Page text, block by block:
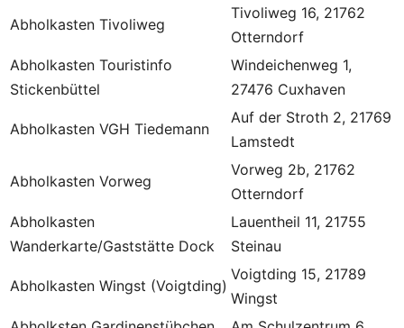
Abholkasten Tivoliweg
Tivoliweg 16, 21762
Otterndorf
Abholkasten Touristinfo
Stickenbüttel
Windeichenweg 1,
27476 Cuxhaven
Abholkasten VGH Tiedemann
Auf der Stroth 2, 21769
Lamstedt
Abholkasten Vorweg
Vorweg 2b, 21762
Otterndorf
Abholkasten
Wanderkarte/Gaststätte Dock
Lauentheil 11, 21755
Steinau
Abholkasten Wingst (Voigtding)
Voigtding 15, 21789
Wingst